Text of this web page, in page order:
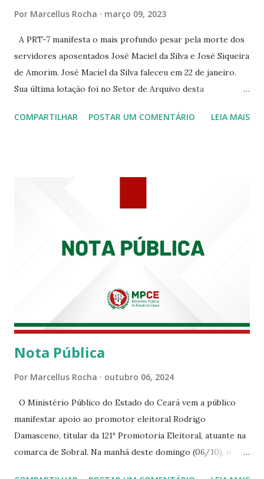
Por Marcellus Rocha março 09, 2023
A PRT-7 manifesta o mais profundo pesar pela morte dos
servidores aposentados José Maciel da Silva e José Siqueira
de Amorim. José Maciel da Silva faleceu em 22 de janeiro.
Sua última lotação foi no Setor de Arquivo desta
Siqueira Amorim faleceu em 28 de fevereiro e encerrou a
COMPARTILHAR POSTAR UM COMENTÁRIO LEIA MAIS
Nota Pública
Por Marcellus Rocha outubro 06, 2024
O Ministério Público do Estado do Ceará vem a público
manifestar apoio ao promotor eleitoral Rodrigo
Damasceno, titular da 121ª Promotoria Eleitoral, atuante na
comarca de Sobral. Na manhã deste domingo (06/10), o